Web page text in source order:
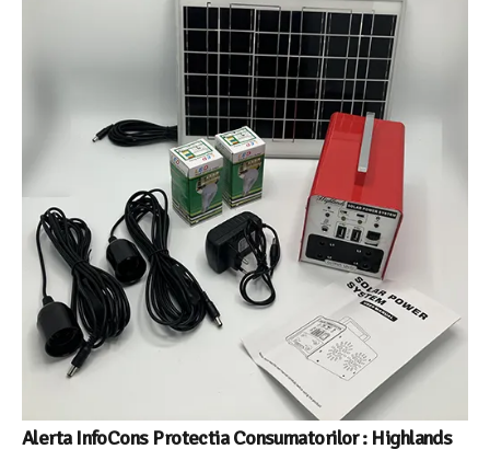
Alerta InfoCons Protectia Consumatorilor : Highlands